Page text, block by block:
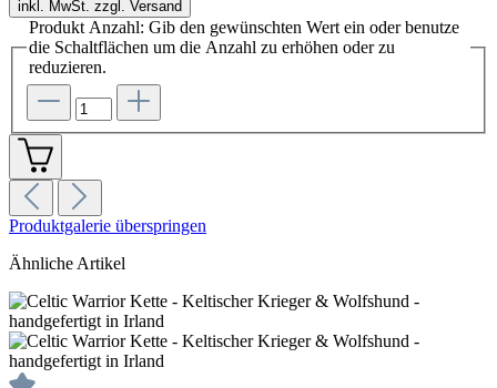
inkl. MwSt. zzgl. Versand
Produkt Anzahl: Gib den gewünschten Wert ein oder benutze
die Schaltflächen um die Anzahl zu erhöhen oder zu
reduzieren.
Produktgalerie überspringen
Ähnliche Artikel